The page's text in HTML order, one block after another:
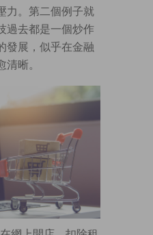
力。第二個例子就
過去都是一個炒作
發展，似乎在金融
晰。